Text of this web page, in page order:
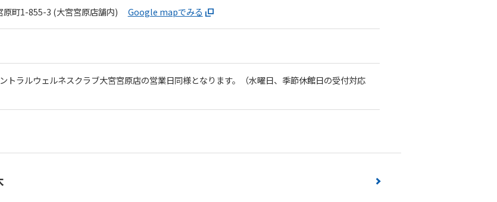
原町1-855-3 (大宮宮原店舗内) Google mapでみる
ラルウェルネスクラブ大宮宮原店の営業日同様となります。（水曜日、季節休館日の受付対応